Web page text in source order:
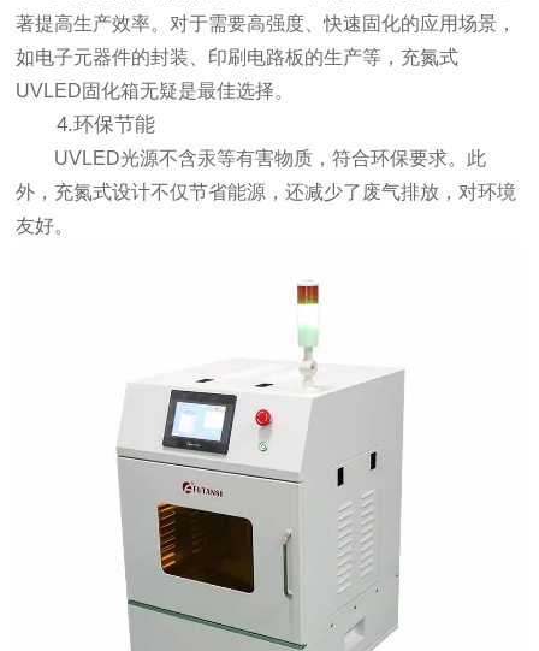
著提高生产效率。对于需要高强度、快速固化的应用场景，
如电子元器件的封装、印刷电路板的生产等，充氮式
UVLED固化箱无疑是最佳选择。
4.环保节能
UVLED光源不含汞等有害物质，符合环保要求。此
外，充氮式设计不仅节省能源，还减少了废气排放，对环境
友好。